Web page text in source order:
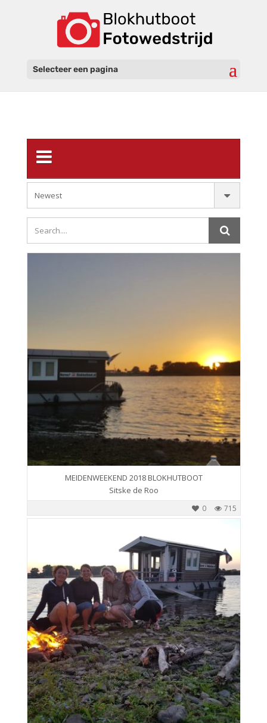
Selecteer een pagina
MEIDENWEEKEND 2018 BLOKHUTBOOT
Sitske de Roo
715
0